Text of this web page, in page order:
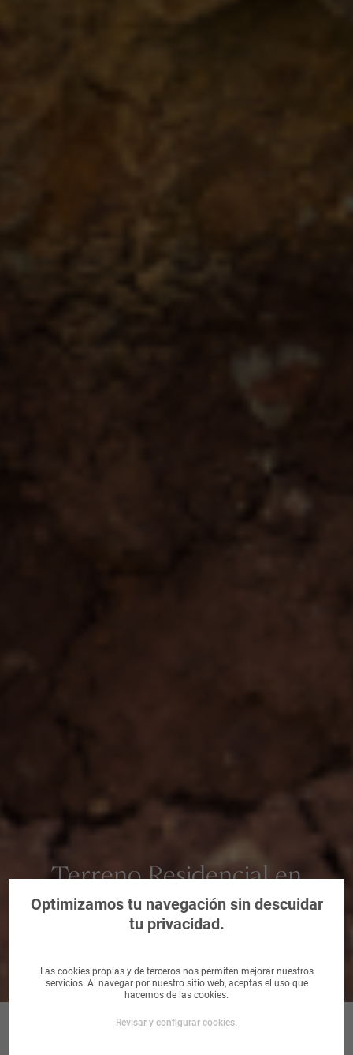
Terreno Residencial en
Regueras, Las, Asturias
Optimizamos tu navegación sin descuidar
tu privacidad.
Las cookies propias y de terceros nos permiten mejorar nuestros
servicios. Al navegar por nuestro sitio web, aceptas el uso que
hacemos de las cookies.
Revisar y configurar cookies.